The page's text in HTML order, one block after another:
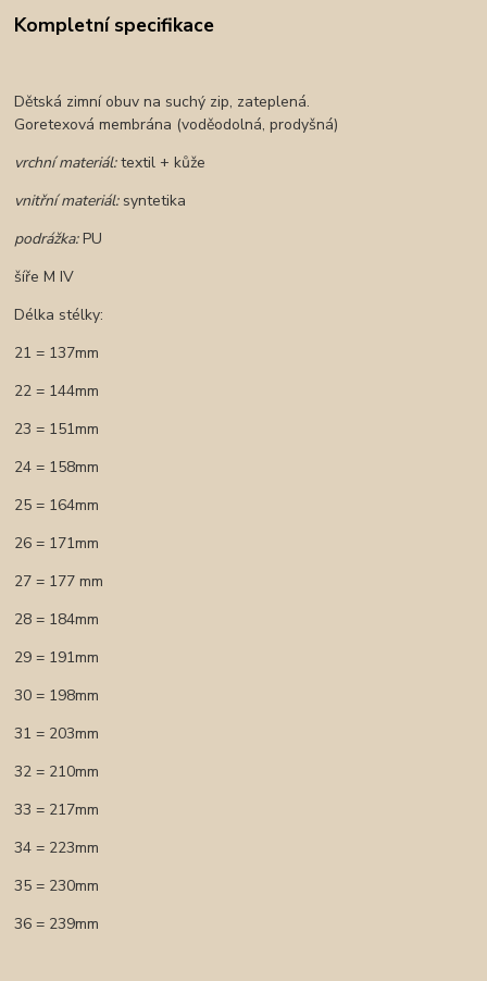
Kompletní specifikace
Dětská zimní obuv na suchý zip, zateplená.
Goretexová membrána (voděodolná, prodyšná)
vrchní materiál:textil + kůže
vnitřní materiál: syntetika
podrážka:PU
šíře M IV
Délka stélky:
21 = 137mm
22 = 144mm
23 = 151mm
24 = 158mm
25 = 164mm
26 = 171mm
27 = 177 mm
28 = 184mm
29 = 191mm
30 = 198mm
31 = 203mm
32 = 210mm
33 = 217mm
34 = 223mm
35 = 230mm
36 = 239mm